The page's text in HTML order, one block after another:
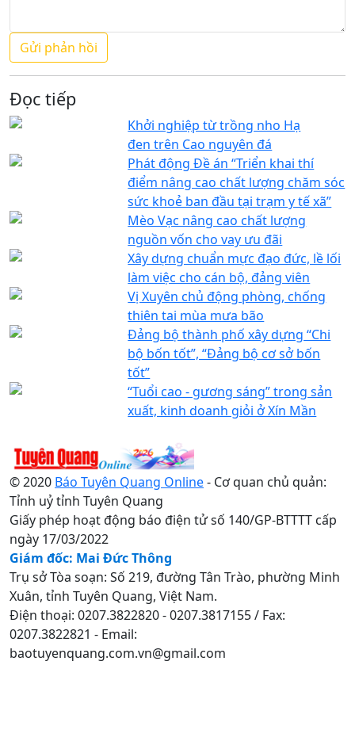
Đọc tiếp
Khởi nghiệp từ trồng nho Hạ
đen trên Cao nguyên đá
Phát động Đề án “Triển khai thí
điểm nâng cao chất lượng chăm sóc
sức khoẻ ban đầu tại trạm y tế xã”
Mèo Vạc nâng cao chất lượng
nguồn vốn cho vay ưu đãi
Xây dựng chuẩn mực đạo đức, lề lối
làm việc cho cán bộ, đảng viên
Vị Xuyên chủ động phòng, chống
thiên tai mùa mưa bão
Đảng bộ thành phố xây dựng “Chi
bộ bốn tốt”, “Đảng bộ cơ sở bốn
tốt”
“Tuổi cao - gương sáng” trong sản
xuất, kinh doanh giỏi ở Xín Mần
© 2020 Báo Tuyên Quang Online- Cơ quan chủ quản:
Tỉnh uỷ tỉnh Tuyên Quang
Giấy phép hoạt động báo điện tử số 140/GP-BTTTT cấp
ngày 17/03/2022
Giám đốc: Mai Đức Thông
Trụ sở Tòa soạn: Số 219, đường Tân Trào, phường Minh
Xuân, tỉnh Tuyên Quang, Việt Nam.
Điện thoại: 0207.3822820 - 0207.3817155 / Fax:
0207.3822821 - Email:
baotuyenquang.com.vn@gmail.com